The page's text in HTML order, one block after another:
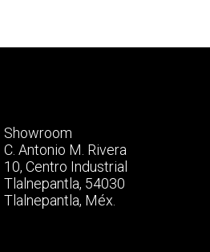
Showroom
C. Antonio M. Rivera
10, Centro Industrial
Tlalnepantla, 54030
Tlalnepantla, Méx.